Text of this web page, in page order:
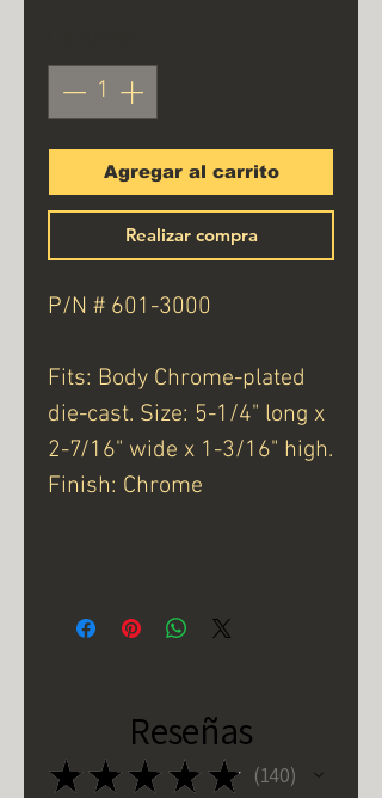
Agregar al carrito
Realizar compra
P/N # 601-3000
Fits: Body Chrome-plated
die-cast. Size: 5-1/4" long x
2-7/16" wide x 1-3/16" high.
Finish: Chrome
Reseñas
★ ★ ★ ★ ★ 140
140